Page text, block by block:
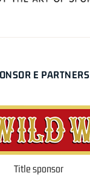
E PARTNERS
Title sponsor